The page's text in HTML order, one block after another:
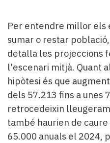
Per entendre millor els
sumar o restar
detalla les projeccions
l'escenari mitjà. Quant
hipòtesi és que
dels 57.213 fins a unes
retrocedeixin
també haurien de
65.000 anuals el 2024,